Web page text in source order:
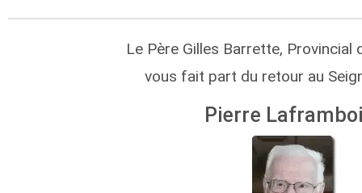
Le Père Gilles Barrette, Provincial
vous fait part du retour au
Pierre